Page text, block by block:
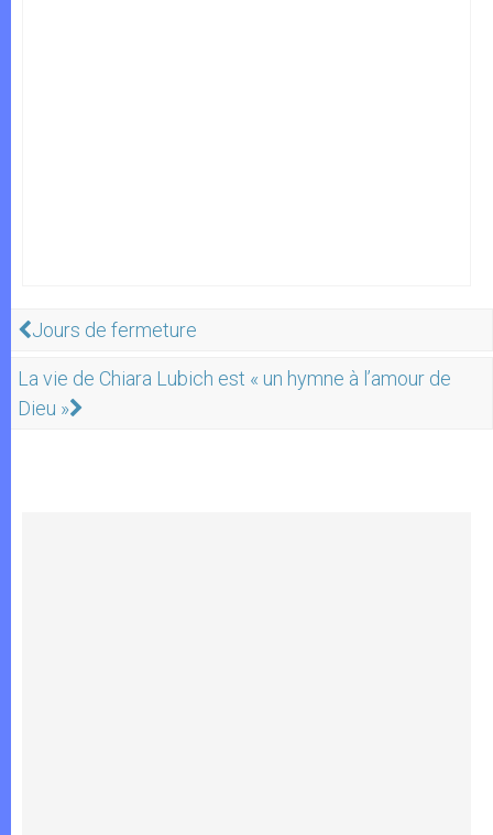
Jours de fermeture
La vie de Chiara Lubich est « un hymne à l’amour de
Dieu »